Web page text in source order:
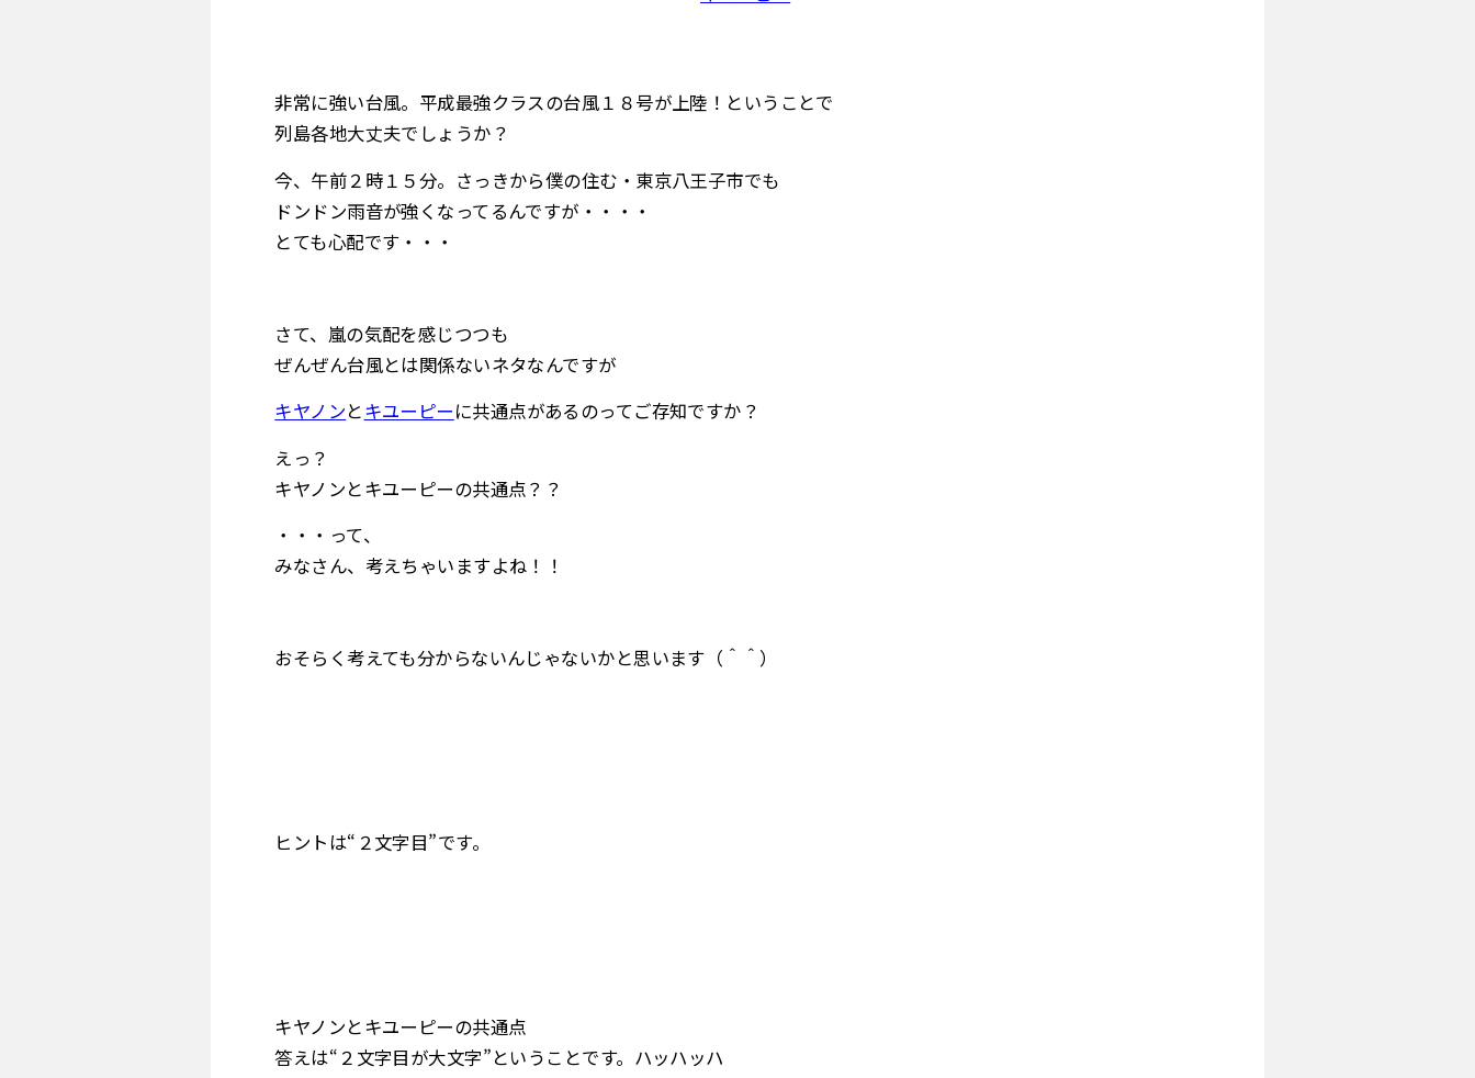
非常に強い台風。平成最強クラスの台風１８号が上陸！ということで
列島各地大丈夫でしょうか？
今、午前２時１５分。さっきから僕の住む・東京八王子市でも
ドンドン雨音が強くなってるんですが・・・・
とても心配です・・・
さて、嵐の気配を感じつつも
ぜんぜん台風とは関係ないネタなんですが
キヤノンとキユーピーに共通点があるのってご存知ですか？
えっ？
キヤノンとキユーピーの共通点？？
・・・って、
みなさん、考えちゃいますよね！！
おそらく考えても分からないんじゃないかと思います（＾＾）
ヒントは“２文字目”です。
キヤノンとキユーピーの共通点
答えは“２文字目が大文字”ということです。ハッハッハ